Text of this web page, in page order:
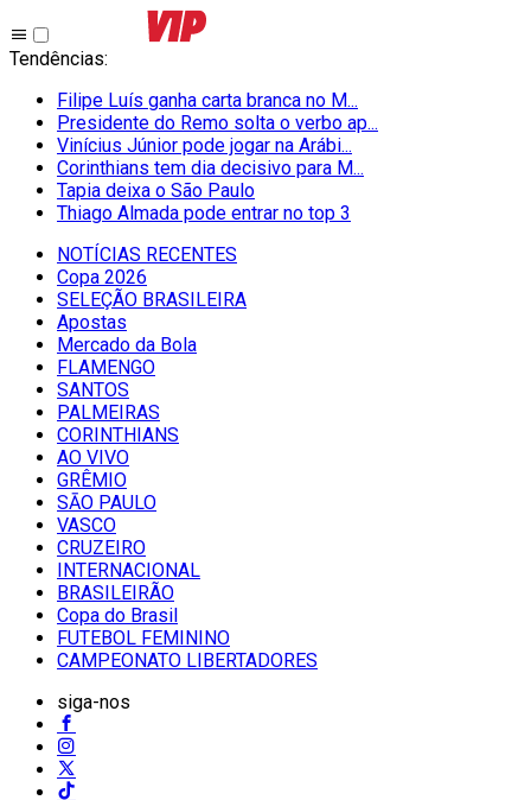
Tendências:
Filipe Luís ganha carta branca no M...
Presidente do Remo solta o verbo ap...
Vinícius Júnior pode jogar na Arábi...
Corinthians tem dia decisivo para M...
Tapia deixa o São Paulo
Thiago Almada pode entrar no top 3
NOTÍCIAS RECENTES
Copa 2026
SELEÇÃO BRASILEIRA
Apostas
Mercado da Bola
FLAMENGO
SANTOS
PALMEIRAS
CORINTHIANS
AO VIVO
GRÊMIO
SĀO PAULO
VASCO
CRUZEIRO
INTERNACIONAL
BRASILEIRÃO
Copa do Brasil
FUTEBOL FEMININO
CAMPEONATO LIBERTADORES
siga-nos